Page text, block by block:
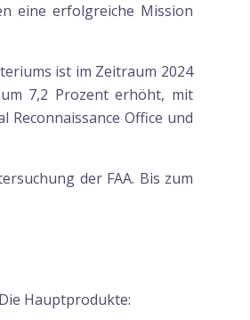
eine erfolgreiche Mission
ist im Zeitraum 2024
7,2 Prozent erhöht, mit
Office und
der FAA. Bis zum
Hauptprodukte: